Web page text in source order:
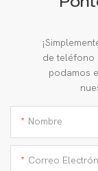
de teléfono
podamos
Nombre
Correo